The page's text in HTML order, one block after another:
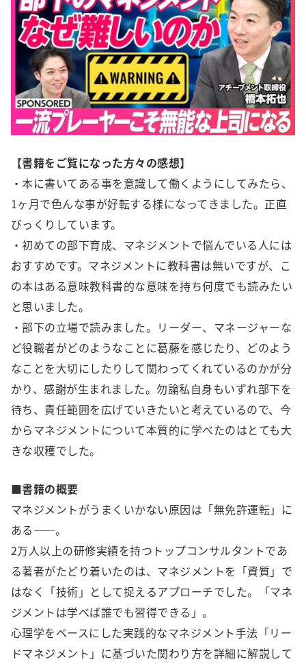
【書籍をご覧になった方々の感想】
・本に書いてある事を意識して働くようにしてみたら、
1ヶ月で色んな事が好転する様になってきました。正直
びっくりしています。
・初めての部下育成、マネジメントで悩んでいる人には
おすすめです。マネジメントに教科書は無いですが、こ
の本はある意味教科書的な意味を持ち何度でも読みたい
と思いました。
・部下の立場で読みました。リーダー、マネージャーな
ど役職者がどのようなことに葛藤を感じたり、どのよう
なことを大切にしたりして関わってくれているのかが分
かり、感謝が生まれました。勿論私自身もいずれ部下を
待ち、責任範囲を広げていきたいと考えているので、今
からマネジメントについて本質的に学べたのはとても大
きな収穫でした。
■書籍の概要
マネジメントがうまくいかない原因は「無免許運転」に
ある——。
2万人以上の研修実績を持つトップコンサルタントであ
る著者がたどり着いたのは、マネジメントを「資質」で
はなく「技術」として捉えるアプローチでした。「マネ
ジメントは学べば誰でも習得できる」。
心理学をベースにした実践的なマネジメント手法「リー
ドマネジメント」に基づいた関わり方を詳細に解説して